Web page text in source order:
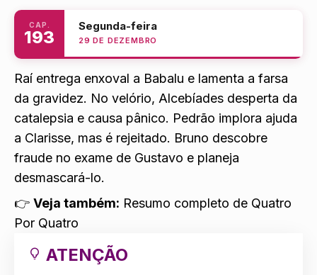
CAP.
193
Segunda-feira
29 DE DEZEMBRO
Raí entrega enxoval a Babalu e lamenta a farsa
da gravidez. No velório, Alcebíades desperta da
catalepsia e causa pânico. Pedrão implora ajuda
a Clarisse, mas é rejeitado. Bruno descobre
fraude no exame de Gustavo e planeja
desmascará-lo.
👉 Veja também: Resumo completo de Quatro
Por Quatro
ATENÇÃO